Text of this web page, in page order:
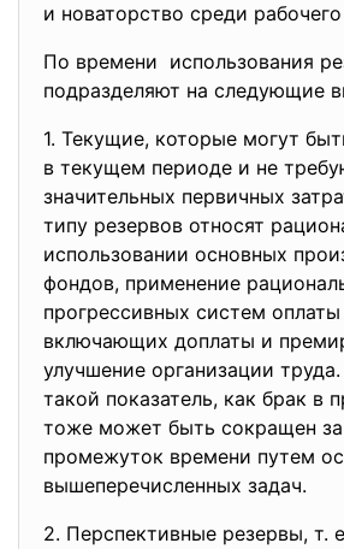
и новаторство среди
По времени использования
подразделяют на следующие
1. Текущие, которые могут
в текущем периоде и не
значительных первичных
типу резервов относят
использовании основных
фондов, применение
прогрессивных систем оплаты
включающих доплаты и
улучшение организации
такой показатель, как брак в
тоже может быть сокращен
промежуток времени путем
вышеперечисленных задач.
2. Перспективные резервы, т.